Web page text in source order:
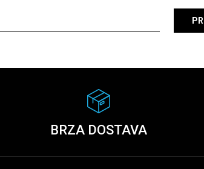
BRZA DOSTAVA